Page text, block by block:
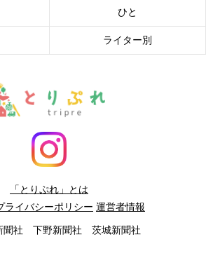
ひと
ライター別
「とりぷれ」とは
ライバシーポリシー 運営者情報
社 下野新聞社 茨城新聞社